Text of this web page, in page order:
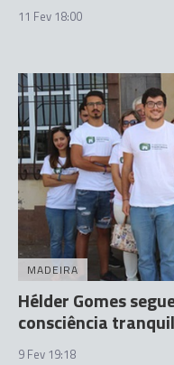
11 Fev 18:00
MADEIRA
Hélder Gomes
consciência
9 Fev 19:18